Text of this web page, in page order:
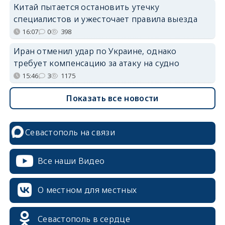
Китай пытается остановить утечку
специалистов и ужесточает правила выезда
16:07 0 398
Иран отменил удар по Украине, однако
требует компенсацию за атаку на судно
15:46 3 1175
Показать все новости
Севастополь на связи
Все наши Видео
О местном для местных
Севастополь в сердце